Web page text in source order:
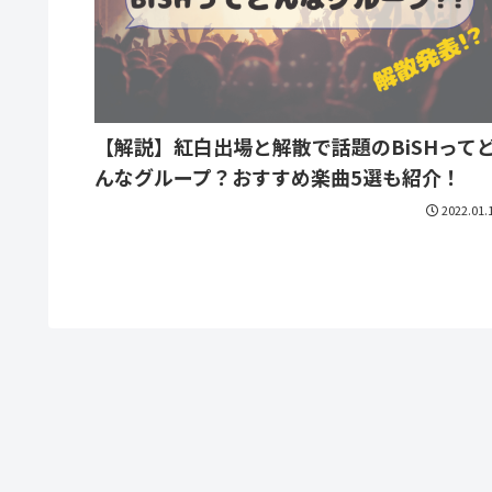
【解説】紅白出場と解散で話題のBiSHって
んなグループ？おすすめ楽曲5選も紹介！